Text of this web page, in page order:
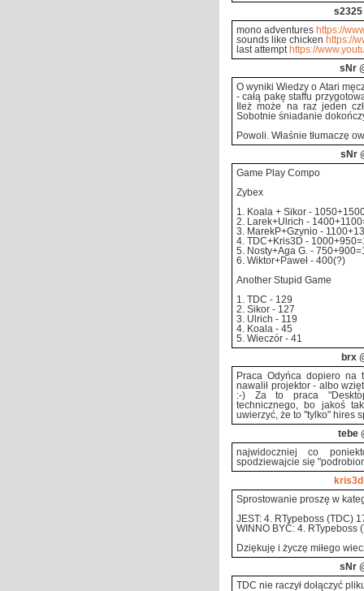
s2325
mono adventures https://
sounds like chicken https://
last attempt https://
sNr
O wyniki Wiedzy o Atari
- całą pakę staffu
Ileż może na raz jeden
Sobotnie śniadanie
Powoli. Właśnie tłumaczę
sNr
Game Play Compo
Zybex
1. Koala + Sikor -
2. Larek+Ulrich -
3. MarekP+Gzynio -
4. TDC+Kris3D -
5. Nosty+Aga G. -
6. Wiktor+Paweł - 400(?)
Another Stupid Game
1. TDC - 129
2. Sikor - 127
3. Ulrich - 119
4. Koala - 45
5. Wieczór - 41
brx
Praca Odyńca dopiero na
nawalił projektor - albo
:-) Za to praca
technicznego, bo jakoś
uwierzyć, że to "tylko" hires
tebe
najwidoczniej co
spodziewajcie się
kris3d
Sprostowanie proszę w
JEST: 4. RTypeboss (TDC)
WINNO BYĆ: 4. RTypeboss
Dziękuję i życzę miłego
sNr
TDC nie raczył dołączyć